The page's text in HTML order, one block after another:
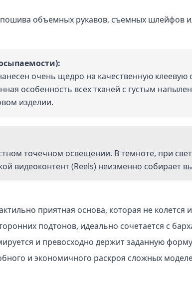
пошива объемных рукавов, съемных шлейфов
очень щедро на качественную
особенность всех тканей с густым
изделии.
точечном освещении. В темноте, при
видеоконтент (Reels) неизменно собирает
приятная основа, которая не колется
подтонов, идеально сочетается с
и превосходно держит заданную
и экономичного раскроя сложных